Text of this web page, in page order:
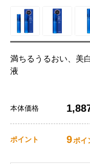
満ちるうるおい、美
液
本体価格
ポイント 9ポイ